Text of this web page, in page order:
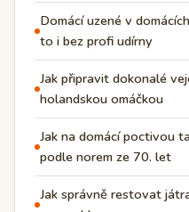
Domácí uzené v
to i bez profi udírny
Jak připravit dokonalé
holandskou omáčkou
Jak na domácí poctivou
podle norem ze 70. let
Jak správně restovat